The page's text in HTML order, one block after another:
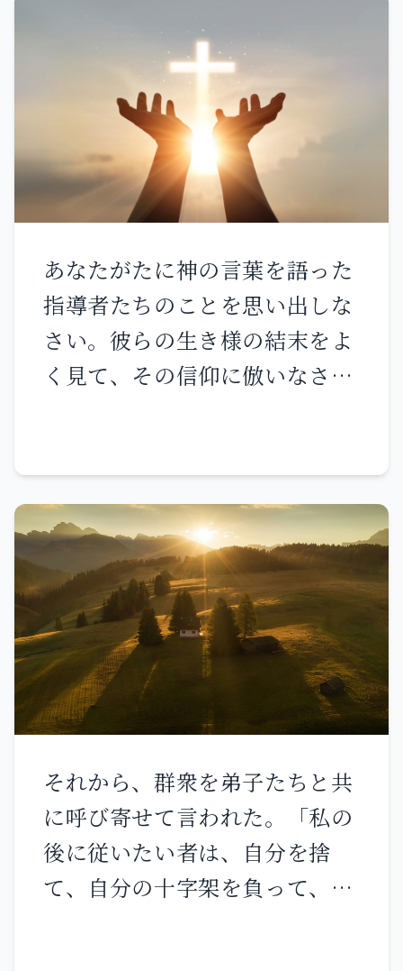
は彼に勝って、復讐できる」
のように 私と共におられます。
それゆえ、私を迫害する者はつ
まずき 私にまさることができま
せん。 彼らは悟りを得ないの
で、大いに恥をかき それは忘れ
られることのない とこしえの恥
辱となるでしょう。 正しき人を
試み 思いと心を見られる万軍の
主よ。 私に見せてください あ
を打ち明けたのですから。
ぶることのないためです。 あな
たを優れた者としているのは、
誰なのですか。あなたの持って
いるもので、受けなかったもの
があるでしょうか。受けたのな
ら、どうして、受けなかったか
がたはすでに満腹し、すでに富
んでいます。私たちを抜きにし
て、王になっています。いや実
際、王になっていてくれたらよ
なれたでしょう。 私はこう思い
ます。神は私たち使徒を、まる
で死に定められた者のように、
最後に引き出される者となさい
ました。私たちは世界中に、天
使にも人々にも、見せ物となっ
たからです。 私たちはキリスト
のゆえに愚かな者となり、あな
たがたはキリストにあって賢い
者となりました。私たちは弱
く、あなたがたは強くなりまし
た。あなたがたは栄えある者と
あなたがたに神の言葉を語った
指導者たちのことを思い出しな
さい。彼らの生き様の結末をよ
く見て、その信仰に倣いなさ
とのない方です。 さまざまの異
なった教えに振り回されてはな
りません。食物ではなく、恵み
によって心を強めなさい。食物
に従って生活した者は、益を受
けませんでした。 私たちには一
つの祭壇があります。幕屋に仕
えている人たちには、その祭壇
なぜなら、動物の血は、大祭司
によって清めのいけにえとして
聖所に運び入れられますが、そ
の体は宿営の外で焼かれるから
それから、群衆を弟子たちと共
に呼び寄せて言われた。「私の
後に従いたい者は、自分を捨
て、自分の十字架を負って、私